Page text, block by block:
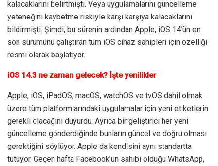
kalacaklarını belirtmişti. Veya uygulamalarını güncelleme
yeteneğini kaybetme riskiyle karşı karşıya kalacaklarını
bildirmişti. Şimdi, bu sürenin ardından Apple, iOS 14’ün en
son sürümünü çalıştıran tüm iOS cihaz sahipleri için özelliği
resmi olarak başlatıyor.
iOS 14.3 ne zaman gelecek? İşte yenilikler
Apple, iOS, iPadOS, macOS, watchOS ve tvOS dahil olmak
üzere tüm platformlarındaki uygulamalar için yeni etiketlerin
gerekli olacağını duyurdu. Ayrıca bir geliştirici her yeni
güncelleme gönderdiğinde bunların güncel ve doğru olması
gerektiğini söylüyor. Apple da kendisini aynı standartta
tutuyor. Geçen hafta Facebook’un sahibi olduğu WhatsApp,